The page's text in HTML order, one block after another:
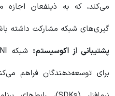
می‌کند، که به ذینفعان
گیری‌های شبکه مشارکت داشته
پشتیبانی از اکوسیستم:
برای توسعه‌دهندگان فراهم